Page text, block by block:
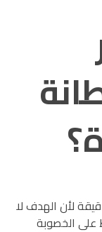
لأن الهدف لا
على الخصوبة